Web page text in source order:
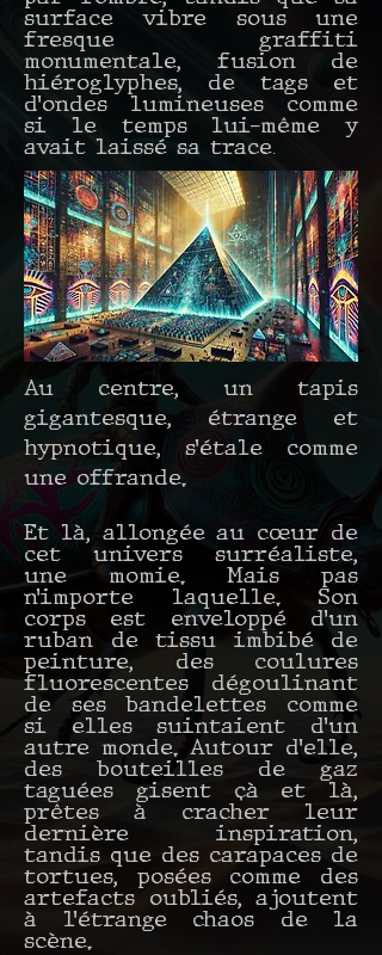
surface vibre sous une
fresque graffiti
monumentale, fusion de
hiéroglyphes, de tags et
d’ondes lumineuses comme
si le temps lui-même y
avait laissé sa trace.
Au centre, un tapis
gigantesque, étrange et
hypnotique, s’étale comme
une offrande.
Et là, allongée au cœur de
cet univers surréaliste,
une momie. Mais pas
n’importe laquelle. Son
corps est enveloppé d’un
ruban de tissu imbibé de
peinture, des coulures
fluorescentes dégoulinant
de ses bandelettes comme
si elles suintaient d’un
autre monde. Autour d’elle,
des bouteilles de gaz
taguées gisent çà et là,
prêtes à cracher leur
dernière inspiration,
tandis que des carapaces de
tortues, posées comme des
artefacts oubliés, ajoutent
à l’étrange chaos de la
scène.